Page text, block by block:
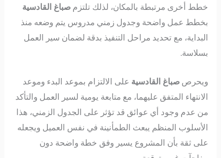
خطط أخرى مرتبطة بالمكان، لذلك تلتزمصباغ القادسية
بخطط عمل واضحة وجدول زمني مدروس يتم وضعه منذ
البداية، مع تحديد مراحل التنفيذ بدقة لضمان سير العمل
بسلاسة.
ويحرصصباغ القادسية على الالتزام بموعد البدء وموعد
الانتهاء المتفق عليهما، مع متابعة يومية لسير العمل والتأكد
من عدم وجود أي عوائق قد تؤثر على الجدول الزمني، هذا
الأسلوب المنظم يبعث الطمأنينة في نفس العميل ويجعله
على ثقة بأن المشروع يسير وفق خطة واضحة دون